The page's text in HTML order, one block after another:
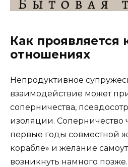
Как проявляется
отношениях
Непродуктивное
взаимодействие может
соперничества,
изоляции. Соперничество
первые годы совместной
корабле» и желание
возникнуть намного